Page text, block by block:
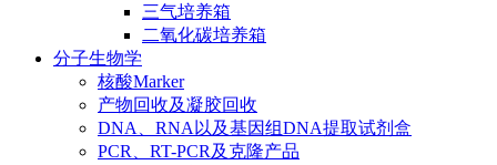
三气培养箱
二氧化碳培养箱
分子生物学
核酸Marker
产物回收及凝胶回收
DNA、RNA以及基因组DNA提取试剂盒
PCR、RT-PCR及克隆产品